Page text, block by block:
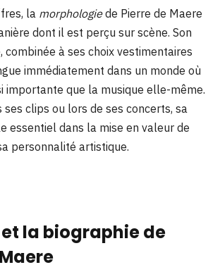
la morphologiede Pierre de Maere
dont il est perçu sur scène. Son
combinée à ses choix vestimentaires
immédiatement dans un monde où
importante que la musique elle-même.
ses clips ou lors de ses concerts, sa
essentiel dans la mise en valeur de
personnalité artistique.
et la biographie de